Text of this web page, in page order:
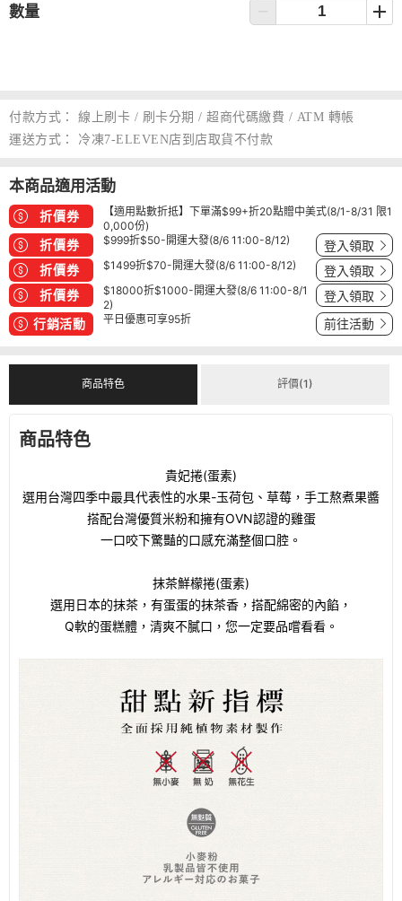
數量
付款方式：
線上刷卡 / 刷卡分期 / 超商代碼繳費 / ATM 轉帳
運送方式：
冷凍7-ELEVEN店到店取貨不付款
本商品適用活動
折價券
【適用點數折抵】下單滿$99+折20點贈中美式(8/1-8/31 限1
0,000份)
折價券 $999折$50-開運大發(8/6 11:00-8/12) 登入領取
折價券 $1499折$70-開運大發(8/6 11:00-8/12) 登入領取
折價券
$18000折$1000-開運大發(8/6 11:00-8/1
2)
登入領取
行銷活動 平日優惠可享95折 前往活動
商品特色 評價(1)
商品特色
貴妃捲(蛋素)
選用台灣四季中最具代表性的水果-玉荷包、草莓，手工熬煮果醬
搭配台灣優質米粉和擁有OVN認證的雞蛋
一口咬下驚豔的口感充滿整個口腔。
抹茶鮮檬捲(蛋素)
選用日本的抹茶，有蛋蛋的抹茶香，搭配綿密的內餡，
Q軟的蛋糕體，清爽不膩口，您一定要品嚐看看。